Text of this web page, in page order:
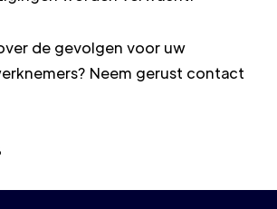
de gevolgen voor uw
Neem gerust contact